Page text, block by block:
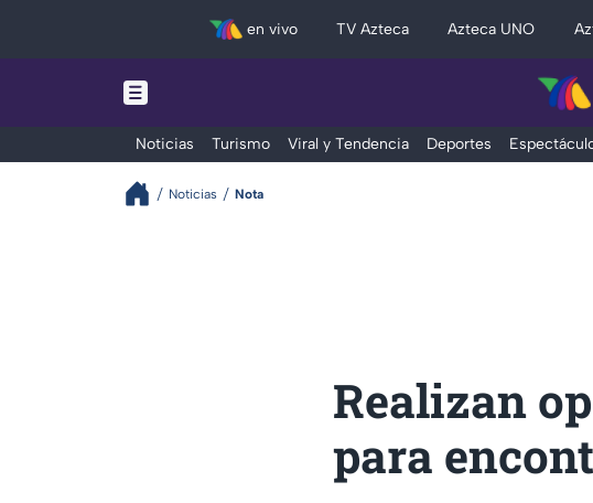
en vivo TV Azteca Azteca UNO
Noticias Turismo Viral y Tendencia Deportes
Noticias Nota
Realizan
para